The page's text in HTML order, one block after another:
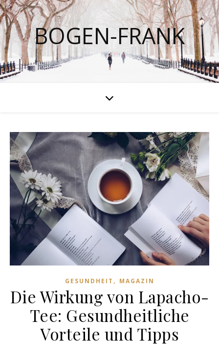
BOGEN-FRANK
GESUNDHEIT , MAGAZIN
Die Wirkung von Lapacho-
Tee: Gesundheitliche
Vorteile und Tipps